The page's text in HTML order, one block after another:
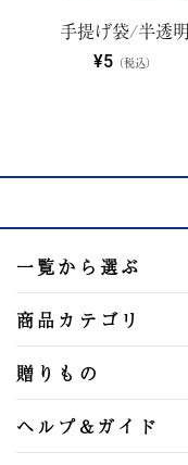
手提げ袋/半透明
¥5（税込）
一覧から選ぶ
商品カテゴリ
贈りもの
ヘルプ&ガイド